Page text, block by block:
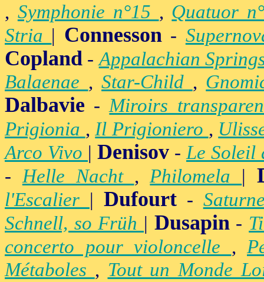
, Symphonie n°15 , Quatuor
Stria | Connesson-
Copland -Appalachian
Balaenae ,Star-Child ,
Dalbavie -Miroirs
Prigionia ,Il Prigioniero ,
Arco Vivo | Denisov -Le Soleil
-Helle Nacht ,Philomela |
l'Escalier | Dufourt-
Schnell, so Früh | Dusapin-
concerto pour violoncelle ,
Métaboles , Tout un Monde